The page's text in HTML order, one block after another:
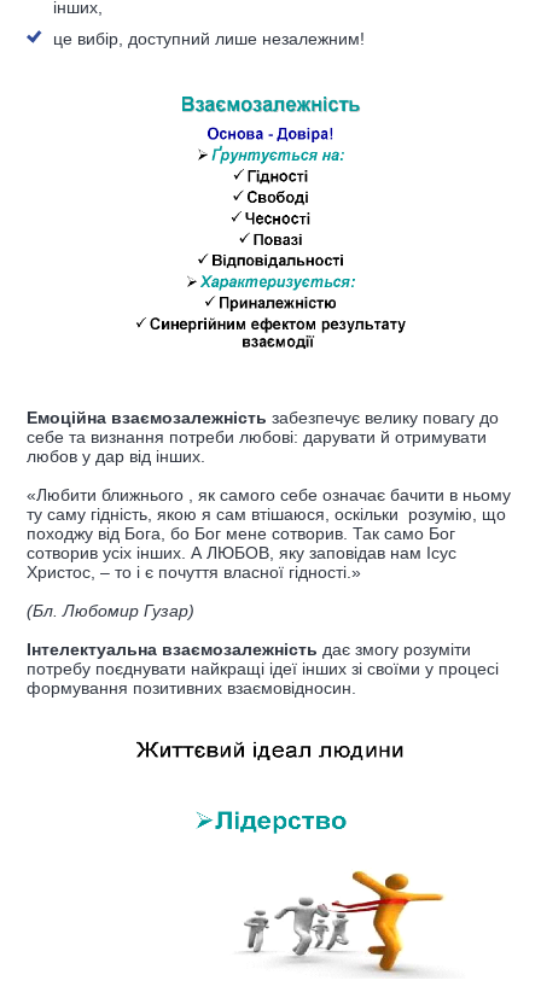
інших,
це вибір, доступний лише незалежним!
Емоційна взаємозалежність забезпечує велику повагу до
себе та визнання потреби любові: дарувати й отримувати
любов у дар від інших.
«Любити ближнього , як самого себе означає бачити в ньому
ту саму гідність, якою я сам втішаюся, оскільки розумію, що
походжу від Бога, бо Бог мене сотворив. Так само Бог
сотворив усіх інших. А ЛЮБОВ, яку заповідав нам Ісус
Христос, – то і є почуття власної гідності.»
(Бл. Любомир Гузар)
Інтелектуальна взаємозалежність дає змогу розуміти
потребу поєднувати найкращі ідеї інших зі своїми у процесі
формування позитивних взаємовідносин.